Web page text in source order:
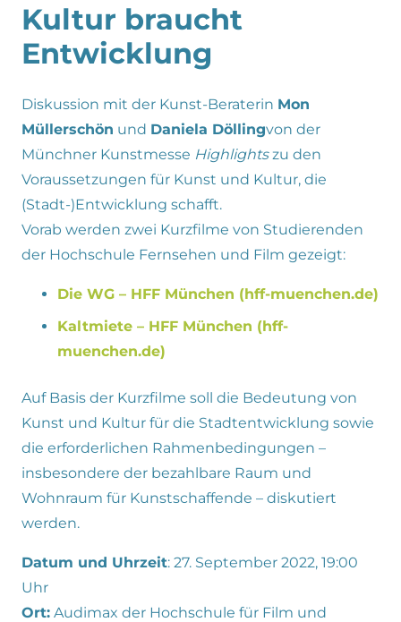
Kultur braucht
Entwicklung
Diskussion mit der Kunst-Beraterin Mon
Müllerschön und Daniela Döllingvon der
Münchner Kunstmesse Highlightszu den
Voraussetzungen für Kunst und Kultur, die
(Stadt-)Entwicklung schafft.
Vorab werden zwei Kurzfilme von Studierenden
der Hochschule Fernsehen und Film gezeigt:
Die WG – HFF München (hff-muenchen.de)
Kaltmiete – HFF München (hff-
muenchen.de)
Auf Basis der Kurzfilme soll die Bedeutung von
Kunst und Kultur für die Stadtentwicklung sowie
die erforderlichen Rahmenbedingungen –
insbesondere der bezahlbare Raum und
Wohnraum für Kunstschaffende – diskutiert
werden.
Datum und Uhrzeit: 27. September 2022, 19:00
Uhr
Ort: Audimax der Hochschule für Film und